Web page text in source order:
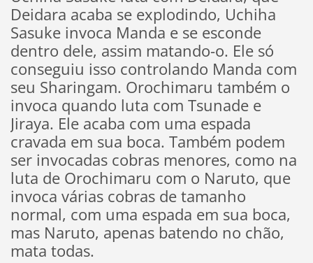
Deidara acaba se explodindo, Uchiha
Sasuke invoca Manda e se esconde
dentro dele, assim matando-o. Ele só
conseguiu isso controlando Manda com
seu Sharingam. Orochimaru também o
invoca quando luta com Tsunade e
Jiraya. Ele acaba com uma espada
cravada em sua boca. Também podem
ser invocadas cobras menores, como na
luta de Orochimaru com o Naruto, que
invoca várias cobras de tamanho
normal, com uma espada em sua boca,
mas Naruto, apenas batendo no chão,
mata todas.